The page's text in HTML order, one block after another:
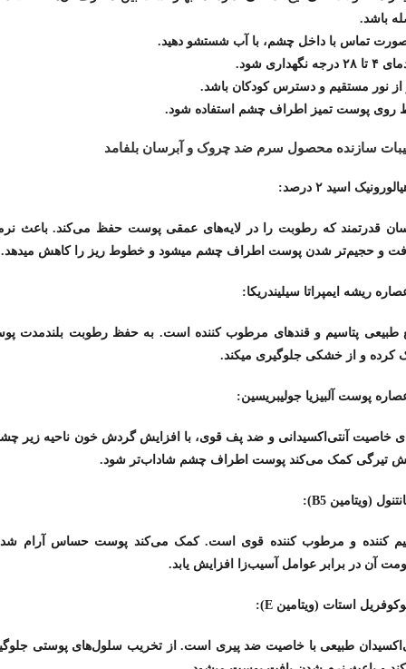
باشد.
تماس با داخل چشم، با آب شستشو دهید.
نگهداری شود.
از نور مستقیم و دسترس کودکان باشد.
روی پوست تمیز اطراف چشم استفاده شود.
سازنده محصول سرم ضد چروک و آبرسان بلفامد
قدرتمند که رطوبت را در لایه‌های عمقی پوست حفظ می‌کند. باعث
و حجیم‌تر شدن پوست اطراف چشم میشود و خطوط ریز را کاهش میدهد.
طبیعی پتاسیم و قندهای مرطوب کننده است. به حفظ رطوبت بلندمدت
کرده و از خشکی جلوگیری میکند.
خاصیت آنتی‌اکسیدانی و ضد پف قوی، با افزایش گردش خون ناحیه زیر
تیرگی کمک می‌کند پوست اطراف چشم شاداب‌تر شود.
کننده و مرطوب کننده قوی است. کمک می‌کند پوست حساس آرام
آن در برابر عوامل آسیب‌زا افزایش یابد.
طبیعی با خاصیت ضد پیری است. از تخریب سلول‌های پوستی